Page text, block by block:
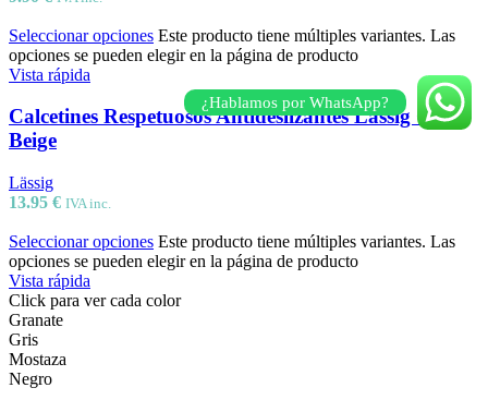
Seleccionar opciones Este producto tiene múltiples variantes. Las
opciones se pueden elegir en la página de producto
Vista rápida
Calcetines Respetuosos Antideslizantes Lassig Gris-
Beige
Lässig
13.95 € IVA inc.
Seleccionar opciones Este producto tiene múltiples variantes. Las
opciones se pueden elegir en la página de producto
Vista rápida
Granate
Gris
Mostaza
Negro
¿Hablamos por WhatsApp?